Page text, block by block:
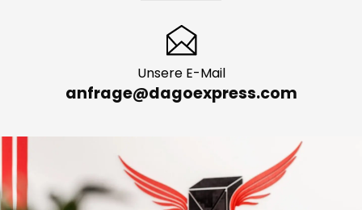
+49 335 277 130 05
anfrage@dagoexpress.com